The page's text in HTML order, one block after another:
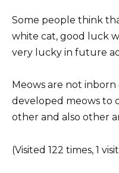
Some people think
white cat, good luck
very lucky in future
Meows are not
developed meows to
other and also other
(Visited 122 times, 1